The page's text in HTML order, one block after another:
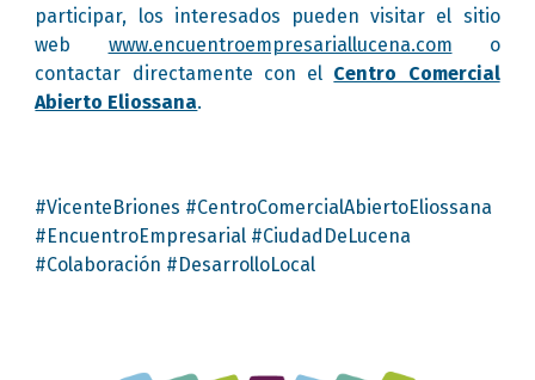
participar, los interesados pueden visitar el sitio
web www.encuentroempresariallucena.com o
contactar directamente con el Centro Comercial
Abierto Eliossana.
#VicenteBriones #CentroComercialAbiertoEliossana
#EncuentroEmpresarial #CiudadDeLucena
#Colaboración #DesarrolloLocal